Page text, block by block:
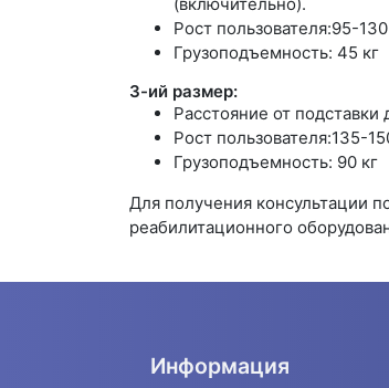
Рост пользователя:95-
Грузоподъемность: 45 кг
3-ий размер:
Расстояние от
Рост пользователя:135-
Грузоподъемность: 90 кг
Для получения консультации
реабилитационного
Информация